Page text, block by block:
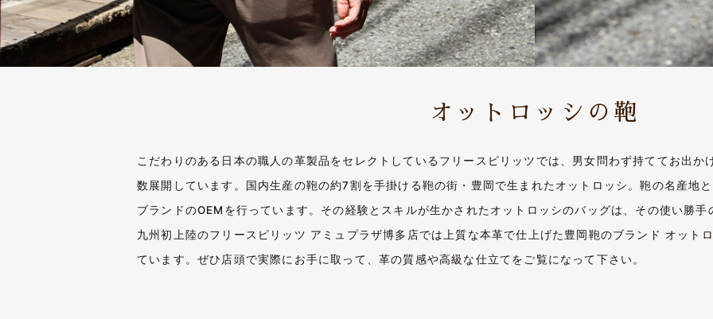
オットロッシの鞄
こだわりのある日本の職人の革製品をセレクトしているフリースピリッツでは、男女問わず持ててお出か
数展開しています。国内生産の鞄の約7割を手掛ける鞄の街・豊岡で生まれたオットロッシ。鞄の名産地
ブランドのOEMを行っています。その経験とスキルが生かされたオットロッシのバッグは、その使い勝
九州初上陸のフリースピリッツ アミュプラザ博多店では上質な本革で仕上げた豊岡鞄のブランド オット
ています。ぜひ店頭で実際にお手に取って、革の質感や高級な仕立てをご覧になって下さい。